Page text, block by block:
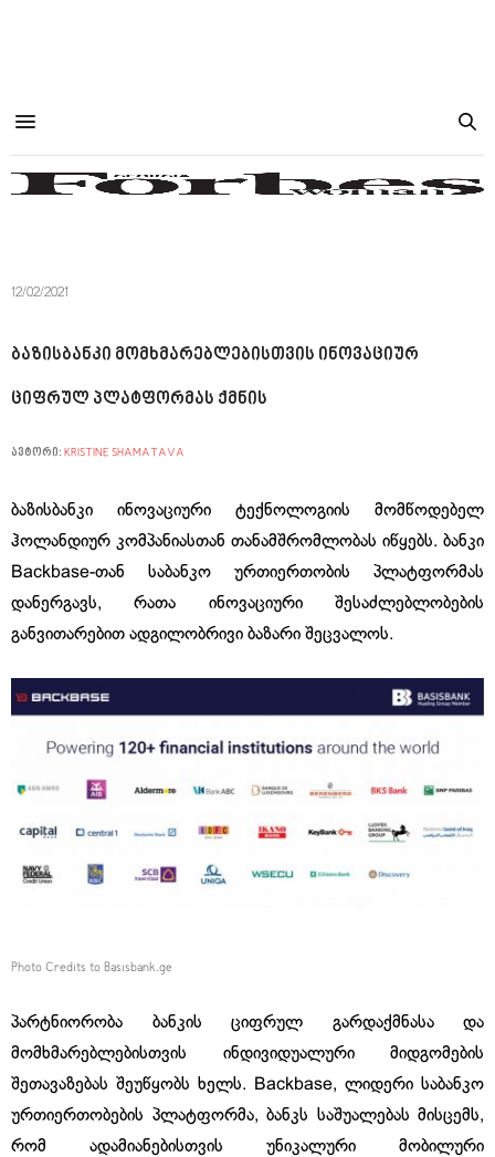
12/02/2021
ბაზისბანკი მომხმარებლებისთვის ინოვაციურ
ციფრულ პლატფორმას ქმნის
ავტორი: KRISTINE SHAMATAVA
ბაზისბანკი ინოვაციური ტექნოლოგიის მომწოდებელ
ჰოლანდიურ კომპანიასთან თანამშრომლობას იწყებს. ბანკი
Backbase-თან საბანკო ურთიერთობის პლატფორმას
დანერგავს, რათა ინოვაციური შესაძლებლობების
განვითარებით ადგილობრივი ბაზარი შეცვალოს.
Photo Credits to Basisbank.ge
პარტნიორობა ბანკის ციფრულ გარდაქმნასა და
მომხმარებლებისთვის ინდივიდუალური მიდგომების
შეთავაზებას შეუწყობს ხელს. Backbase, ლიდერი საბანკო
ურთიერთობების პლატფორმა, ბანკს საშუალებას მისცემს,
რომ ადამიანებისთვის უნიკალური მობილური